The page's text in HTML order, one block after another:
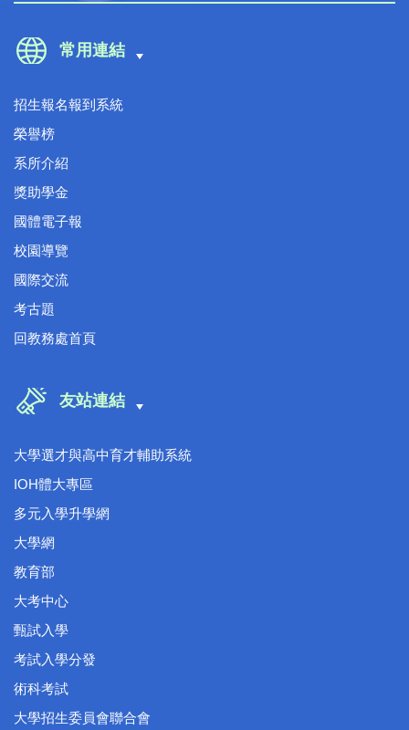
常用連結
招生報名報到系統
榮譽榜
系所介紹
獎助學金
國體電子報
校園導覽
國際交流
考古題
回教務處首頁
友站連結
大學選才與高中育才輔助系統
IOH體大專區
多元入學升學網
大學網
教育部
大考中心
甄試入學
考試入學分發
術科考試
大學招生委員會聯合會